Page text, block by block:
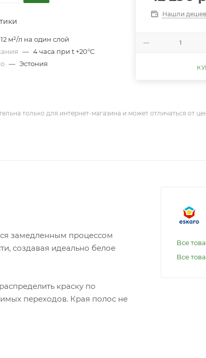
м²/л на один слой
— 4 часа при t +20°C
— Эстония
Нашли
только для интернет-магазина и может отличаться от
замедленным процессом
создавая идеально белое
краску по
переходов. Края полос не
Все
Все